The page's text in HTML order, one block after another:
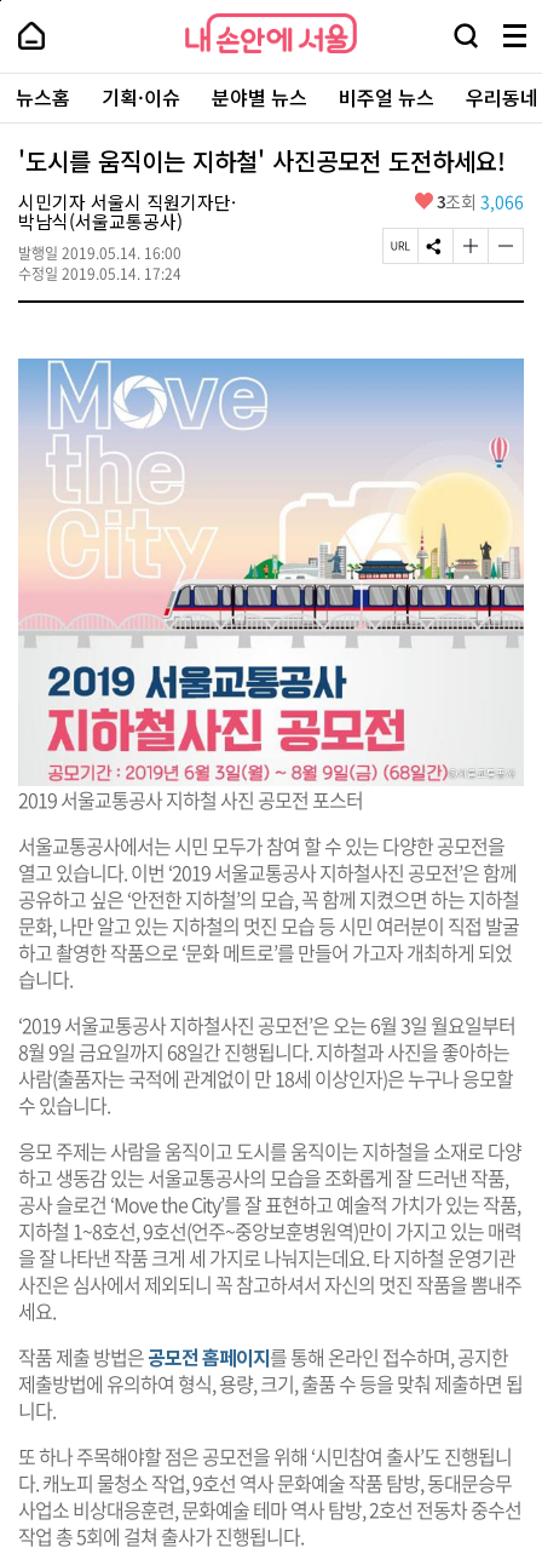
본
로
가
내
손
안
에
서
울
-
서
울
시
대
표
소
통
내
손
에
울
검
창
열
기
메
뉴
전
체
보
주
요
서
뉴스홈 기획·이슈 분야별 뉴스 비주얼 뉴스 우리동
'도시를 움직이는 지하철' 사진공모전 도전하세요!
시민기자 서울시 직원기자단·
박남식(서울교통공사)
발행일 2019.05.14. 16:00
수정일 2019.05.14. 17:24
좋
요
3조회 3,066
페
지
L
S
S
하
글
크
게
하
글
크
게
하
기
2019 서울교통공사 지하철 사진 공모전 포스터
서울교통공사에서는 시민 모두가 참여 할 수 있는 다양한 공모전을
열고 있습니다. 이번 ‘2019 서울교통공사 지하철사진 공모전’은 함께
공유하고 싶은 ‘안전한 지하철’의 모습, 꼭 함께 지켰으면 하는 지하철
문화, 나만 알고 있는 지하철의 멋진 모습 등 시민 여러분이 직접 발굴
하고 촬영한 작품으로 ‘문화 메트로’를 만들어 가고자 개최하게 되었
습니다.
‘2019 서울교통공사 지하철사진 공모전’은 오는 6월 3일 월요일부터
8월 9일 금요일까지 68일간 진행됩니다. 지하철과 사진을 좋아하는
사람(출품자는 국적에 관계없이 만 18세 이상인자)은 누구나 응모할
수 있습니다.
응모 주제는 사람을 움직이고 도시를 움직이는 지하철을 소재로 다양
하고 생동감 있는 서울교통공사의 모습을 조화롭게 잘 드러낸 작품,
공사 슬로건 ‘Move the City’를 잘 표현하고 예술적 가치가 있는 작품,
지하철 1~8호선, 9호선(언주~중앙보훈병원역)만이 가지고 있는 매력
을 잘 나타낸 작품 크게 세 가지로 나눠지는데요. 타 지하철 운영기관
사진은 심사에서 제외되니 꼭 참고하셔서 자신의 멋진 작품을 뽐내주
세요.
작품 제출 방법은공모전 홈페이지를 통해 온라인 접수하며, 공지한
제출방법에 유의하여 형식, 용량, 크기, 출품 수 등을 맞춰 제출하면 됩
니다.
또 하나 주목해야할 점은 공모전을 위해 ‘시민참여 출사’도 진행됩니
다. 캐노피 물청소 작업, 9호선 역사 문화예술 작품 탐방, 동대문승무
사업소 비상대응훈련, 문화예술 테마 역사 탐방, 2호선 전동차 중수선
작업 총 5회에 걸쳐 출사가 진행됩니다.
페
상
단
로